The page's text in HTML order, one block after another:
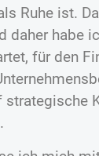
Ruhe ist.
daher habe
für den
strategische